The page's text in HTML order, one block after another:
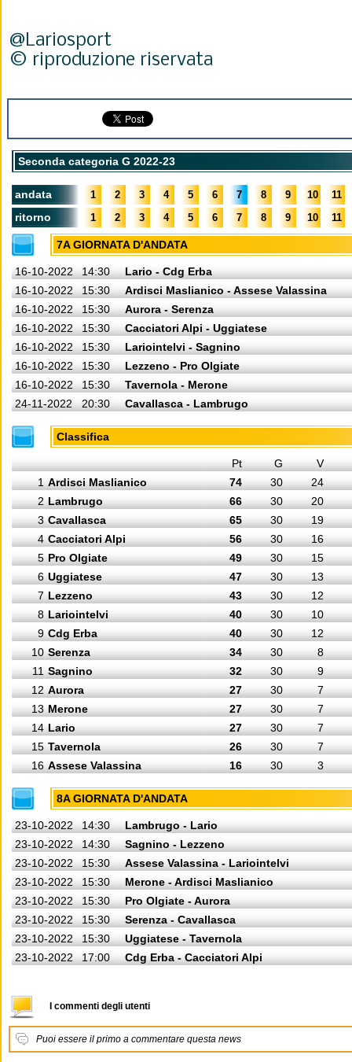
@Lariosport
© riproduzione riservata
Seconda categoria G 2022-23
andata 1 2 3 4 5 6 7 8 9 10 11
ritorno 1 2 3 4 5 6 7 8 9 10 11
7A GIORNATA D'ANDATA
16-10-2022 14:30
Lario - Cdg Erba
16-10-2022
15:30
Ardisci Maslianico - Assese Valassina
16-10-2022
15:30
Aurora - Serenza
16-10-2022
15:30
Cacciatori Alpi - Uggiatese
16-10-2022
15:30
Lariointelvi - Sagnino
16-10-2022
15:30
Lezzeno - Pro Olgiate
16-10-2022
15:30
Tavernola - Merone
24-11-2022
20:30 Cavallasca - Lambrugo
Classifica
Pt G
V
1 Ardisci Maslianico 74 30
24
2 Lambrugo 66 30
20
3 Cavallasca 65 30
19
4 Cacciatori Alpi 56 30
16
5 Pro Olgiate 49 30
15
6 Uggiatese 47 30
13
7 Lezzeno 43 30
12
8 Lariointelvi 40 30
10
9 Cdg Erba 40 30
12
10 Serenza 34 30
8
11 Sagnino 32 30
9
12 Aurora 27 30
7
13 Merone 27 30
7
14 Lario 27 30
7
15 Tavernola 26 30
7
16 Assese Valassina 16 30 3
8A GIORNATA D'ANDATA
23-10-2022 14:30
Lambrugo - Lario
23-10-2022
14:30
Sagnino - Lezzeno
23-10-2022
15:30
Assese Valassina - Lariointelvi
23-10-2022
15:30
Merone - Ardisci Maslianico
23-10-2022
15:30
Pro Olgiate - Aurora
23-10-2022
15:30
Serenza - Cavallasca
23-10-2022
15:30
Uggiatese - Tavernola
23-10-2022
17:00 Cdg Erba - Cacciatori Alpi
I commenti degli utenti
Puoi essere il primo a commentare questa news